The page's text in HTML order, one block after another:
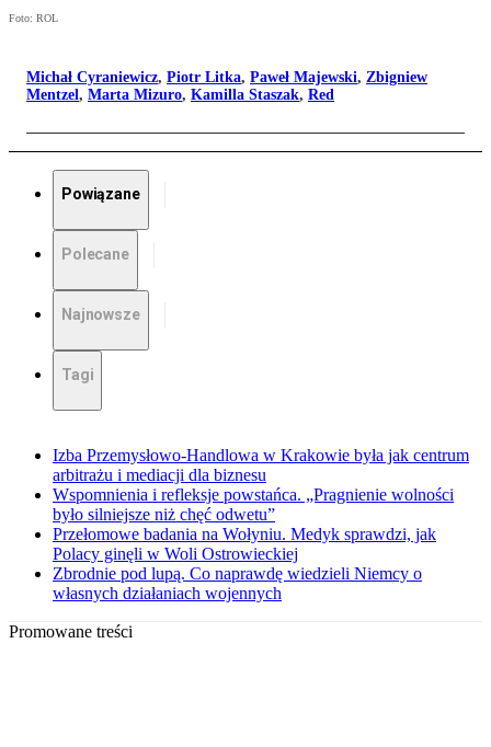
Foto: ROL
Michał Cyraniewicz, Piotr Litka, Paweł Majewski, Zbigniew
Mentzel, Marta Mizuro, Kamilla Staszak, Red
Powiązane
Polecane
Najnowsze
Tagi
Izba Przemysłowo-Handlowa w Krakowie była jak centrum
arbitrażu i mediacji dla biznesu
Wspomnienia i refleksje powstańca. „Pragnienie wolności
było silniejsze niż chęć odwetu”
Przełomowe badania na Wołyniu. Medyk sprawdzi, jak
Polacy ginęli w Woli Ostrowieckiej
Zbrodnie pod lupą. Co naprawdę wiedzieli Niemcy o
własnych działaniach wojennych
Promowane treści